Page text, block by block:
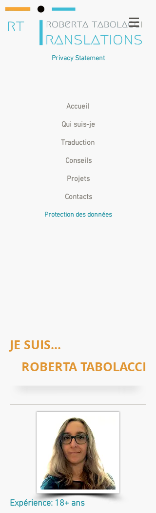
Privacy Statement
Accueil
Qui suis-je
Traduction
Conseils
Projets
Contacts
Protection des données
JE SUIS...
ROBERTA TABOLACCI
Expérience: 18+ ans